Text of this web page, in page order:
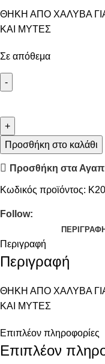
ΘΗΚΗ ΑΠΟ ΧΑΛΥΒΑ
ΚΑΙ ΜΥΤΕΣ
Σε απόθεμα
Προσθήκη στο καλάθι
Προσθήκη στα
Κωδικός προϊόντος:
Follow:
ΠΕΡΙΓΡΑΦΉ
Περιγραφή
Περιγραφή
ΘΗΚΗ ΑΠΟ ΧΑΛΥΒΑ
ΚΑΙ ΜΥΤΕΣ
Επιπλέον πληροφορίες
Επιπλέον